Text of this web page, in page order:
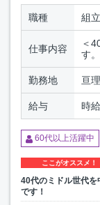
職種 組
仕事内容
＜
す。
勤務地 亘
給与 時
60代以上活躍中
ここがオススメ！
40代のミドル世代を
です！